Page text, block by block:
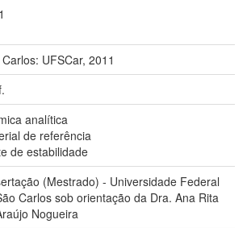
UFSCar, 2011
analítica
de referência
de estabilidade
(Mestrado) - Universidade Federal
Carlos sob orientação da Dra. Ana Rita
Nogueira